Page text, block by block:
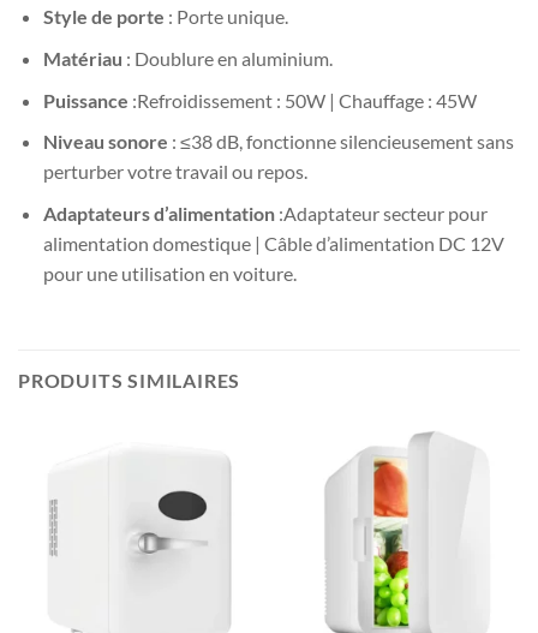
Style de porte : Porte unique.
Matériau : Doublure en aluminium.
Puissance :Refroidissement : 50W | Chauffage : 45W
Niveau sonore : ≤38 dB, fonctionne silencieusement sans
perturber votre travail ou repos.
Adaptateurs d’alimentation:Adaptateur secteur pour
alimentation domestique | Câble d’alimentation DC 12V
pour une utilisation en voiture.
PRODUITS SIMILAIRES